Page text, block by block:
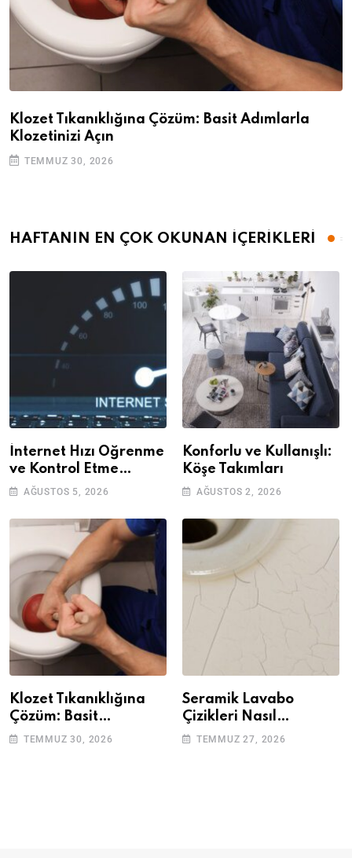
Klozet Tıkanıklığına Çözüm: Basit Adımlarla
Klozetinizi Açın
TEMMUZ 30, 2026
HAFTANIN EN ÇOK OKUNAN İÇERİKLERİ
İnternet Hızı Öğrenme
ve Kontrol Etme
Yöntemleri
AĞUSTOS 5, 2026
Konforlu ve Kullanışlı:
Köşe Takımları
AĞUSTOS 2, 2026
Klozet Tıkanıklığına
Çözüm: Basit
Adımlarla Klozetinizi
TEMMUZ 30, 2026
Seramik Lavabo
Çizikleri Nasıl
Giderilir? Adım Adım
TEMMUZ 27, 2026